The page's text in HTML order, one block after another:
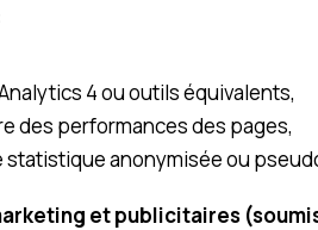
4 ou outils équivalents,
des performances des pages,
statistique anonymisée ou
et publicitaires